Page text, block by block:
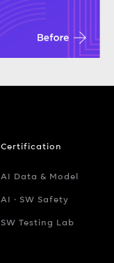
Certification
AI Data & Model
AI ‧ SW Safety
SW Testing Lab